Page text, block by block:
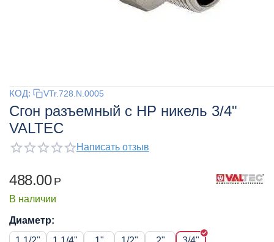
КОД: VTr.728.N.0005
Сгон разъемный с НР никель 3/4"
VALTEC
Написать отзыв
488.00 Р
В наличии
Диаметр: